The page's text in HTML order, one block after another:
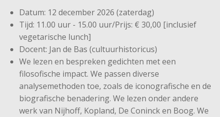
Datum: 12 december 2026 (zaterdag)
Tijd: 11.00 uur - 15.00 uur/Prijs: € 30,00 [inclusief
vegetarische lunch]
Docent: Jan de Bas (cultuurhistoricus)
We lezen en bespreken gedichten met een
filosofische impact. We passen diverse
analysemethoden toe, zoals de iconografische en de
biografische benadering. We lezen onder andere
werk van Nijhoff, Kopland, De Coninck en Boog. We